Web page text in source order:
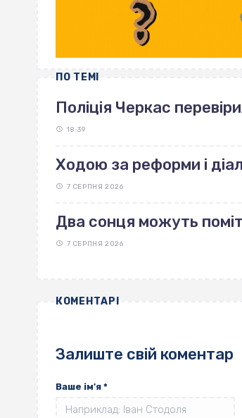
ПО ТЕМІ
Поліція Черкас
18:39
Ходою за реформи і
7 СЕРПНЯ 2026
Два сонця можуть
7 СЕРПНЯ 2026
КОМЕНТАРІ
Залиште свій коментар
Ваше ім'я *